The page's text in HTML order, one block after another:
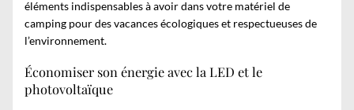
éléments indispensables à avoir dans votre matériel de
camping pour des vacances écologiques et respectueuses de
l’environnement.
Économiser son énergie avec la LED et le
photovoltaïque